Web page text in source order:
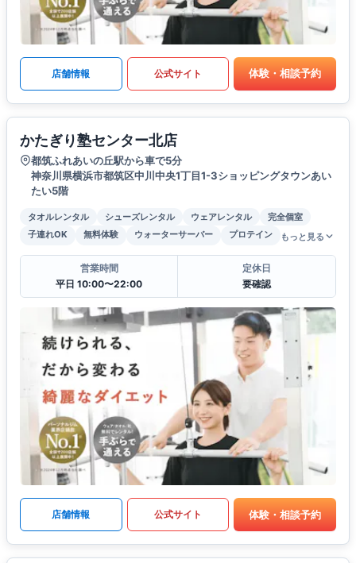
店舗情報 公式サイト 体験・相談予約
かたぎり塾センター北店
都筑ふれあいの丘駅から車で5分
神奈川県横浜市都筑区中川中央1丁目1-3ショッピングタウンあい
たい5階
タオルレンタル シューズレンタル ウェアレンタル
完全個室
子連れOK
無料体験 ウォーターサーバー プロテイン もっと見る
営業時間
平日 10:00〜22:00
定休日
要確認
店舗情報 公式サイト 体験・相談予約